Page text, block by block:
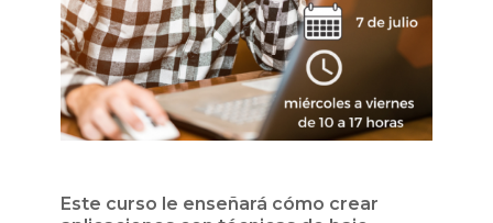
Este curso le enseñará cómo crear